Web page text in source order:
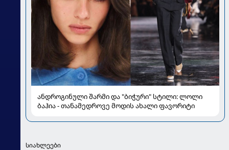
ანდროგინული შარმი და "ბიჭური" სტილი: ლოლი
ბაჰია - თანამედროვე მოდის ახალი ფავორიტი
სიახლეები